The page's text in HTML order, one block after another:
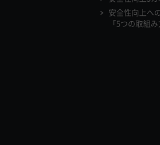
安全性向上へ
「5つの取組み